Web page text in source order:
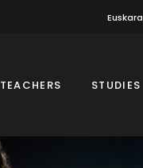
Euskara
TEACHERS STUDIES